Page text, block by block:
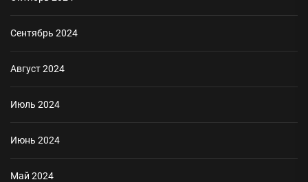
Сентябрь 2024
Август 2024
Июль 2024
Июнь 2024
Май 2024